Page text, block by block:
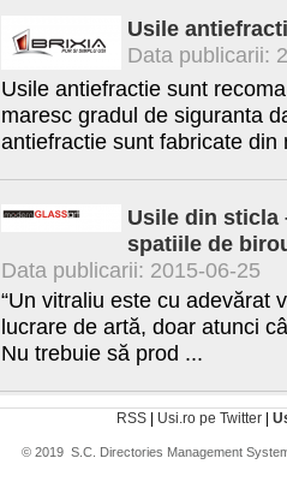
Usile
Data publicarii:
Usile antiefractie sunt
maresc gradul de siguranta
antiefractie sunt fabricate din
Usile din sticla
spatiile de
Data publicarii: 2015-06-25
“Un vitraliu este cu adevărat
lucrare de artă, doar atunci
Nu trebuie să prod ...
RSS | Usi.ro pe Twitter |
© 2019 S.C. Directories Management